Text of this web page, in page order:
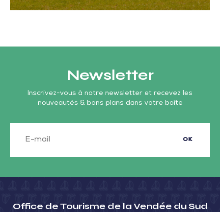
Newsletter
Inscrivez-vous à notre newsletter et recevez les
nouveautés & bons plans dans votre boîte
OK
Office de Tourisme de la Vendée du Sud